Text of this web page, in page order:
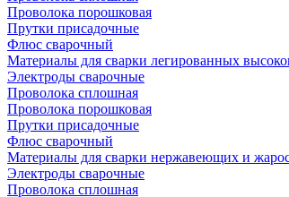
Проволока порошковая
Прутки присадочные
Флюс сварочный
Материалы для сварки легированных
Электроды сварочные
Проволока сплошная
Проволока порошковая
Прутки присадочные
Флюс сварочный
Материалы для сварки нержавеющих и
Электроды сварочные
Проволока сплошная